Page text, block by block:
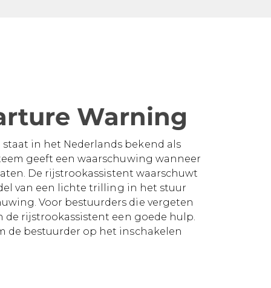
Warning
in het Nederlands bekend als
geeft een waarschuwing wanneer
De rijstrookassistent waarschuwt
van een lichte trilling in het stuur
Voor bestuurders die vergeten
rijstrookassistent een goede hulp.
de bestuurder op het inschakelen